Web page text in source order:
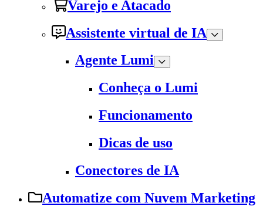
Varejo e Atacado
Assistente virtual de IA
Agente Lumi
Conheça o Lumi
Funcionamento
Dicas de uso
Conectores de IA
Automatize com Nuvem Marketing